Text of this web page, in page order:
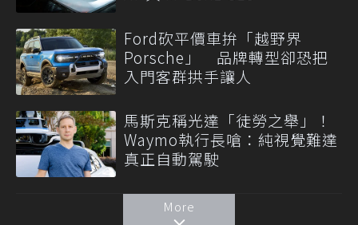
Ford砍平價車拚「越野界
Porsche」 品牌轉型卻恐把
入門客群拱手讓人
馬斯克稱光達「徒勞之舉」！
Waymo執行長嗆：純視覺難達
真正自動駕駛
More